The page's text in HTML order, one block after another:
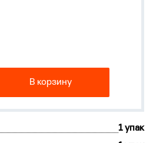
В корзину
1 упак